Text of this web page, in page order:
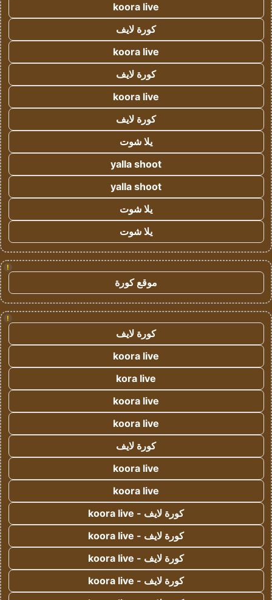
koora live
كورة لايف
koora live
كورة لايف
koora live
كورة لايف
يلا شوت
yalla shoot
yalla shoot
يلا شوت
يلا شوت
!
موقع كورة
!
كورة لايف
koora live
kora live
koora live
koora live
كورة لايف
koora live
koora live
كورة لايف - koora live
كورة لايف - koora live
كورة لايف - koora live
كورة لايف - koora live